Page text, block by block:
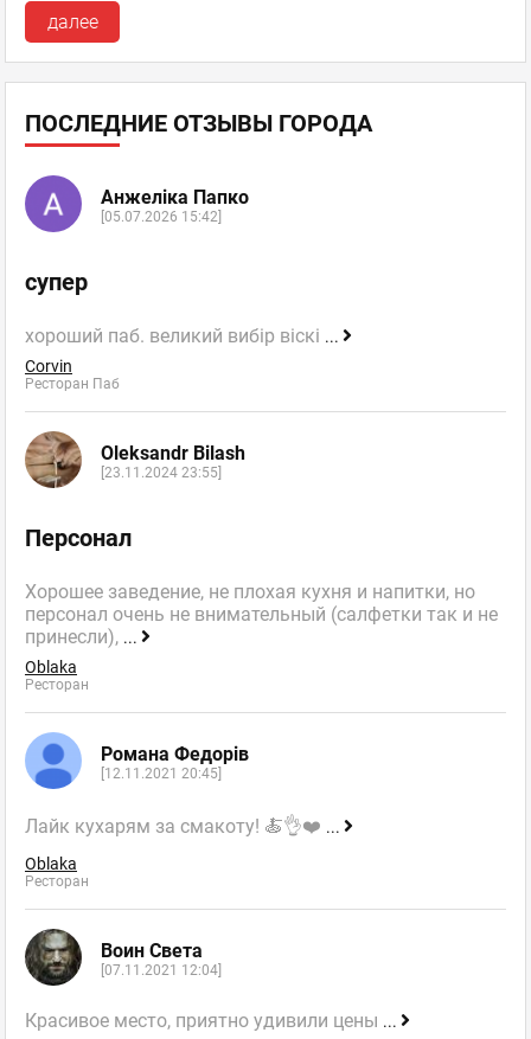
далее
ПОСЛЕДНИЕ ОТЗЫВЫ ГОРОДА
Анжеліка Папко
[05.07.2026 15:42]
супер
хороший паб. великий вибір віскі ...
Corvin
Ресторан Паб
Oleksandr Bilash
[23.11.2024 23:55]
Персонал
Хорошее заведение, не плохая кухня и напитки, но
персонал очень не внимательный (салфетки так и не
принесли), ...
Oblaka
Ресторан
Романа Федорів
[12.11.2021 20:45]
Лайк кухарям за смакоту! 🍝👌❤️ ...
Oblaka
Ресторан
Воин Света
[07.11.2021 12:04]
Красивое место, приятно удивили цены ...